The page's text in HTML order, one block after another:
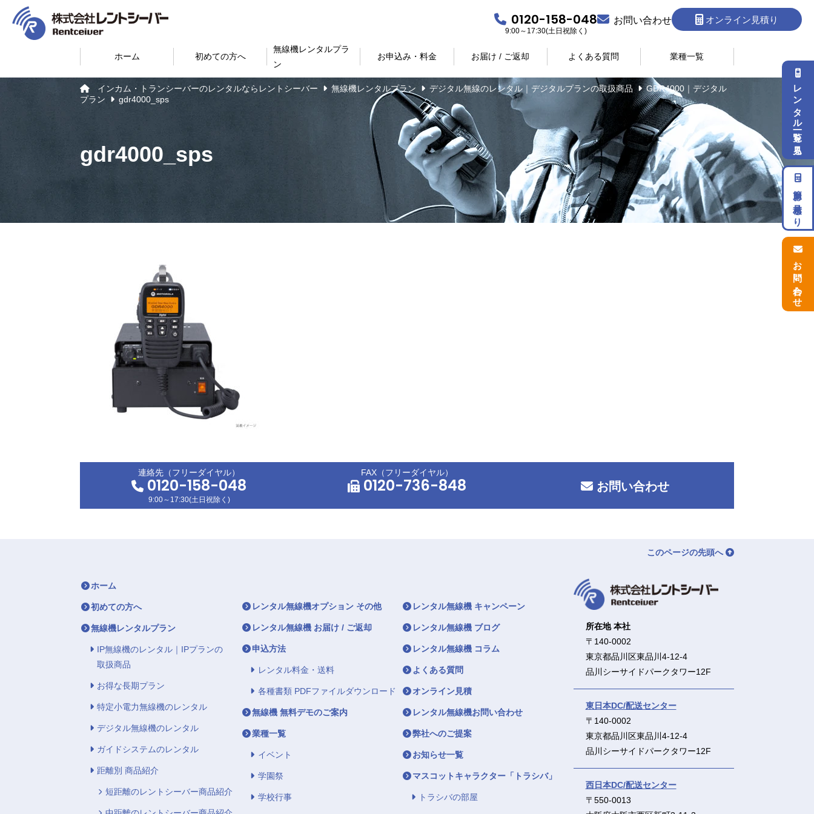
0120-158-048
9:00～17:30(土日祝除く)
お問い合わせ オンライン見積り
ホーム 初めての方へ
無線機レンタルプラ
ン
お申込み・料金 お届け / ご返却 よくある質問 業種一覧
レンタル一覧を見る
簡単お見積もり
お問い合わせ
インカム・トランシーバーのレンタルならレントシーバー 無線機レンタルプラン デジタル無線のレンタル｜デジタルプランの取扱商品
GDR4000｜デジタル
プラン
gdr4000_sps
gdr4000_sps
連絡先（フリーダイヤル）
0120-158-048
9:00～17:30(土日祝除く)
FAX（フリーダイヤル）
0120-736-848 お問い合わせ
このページの先頭へ
ホーム
初めての方へ
無線機レンタルプラン
IP無線機のレンタル｜IPプランの
取扱商品
お得な長期プラン
特定小電力無線機のレンタル
デジタル無線機のレンタル
ガイドシステムのレンタル
距離別 商品紹介
短距離のレントシーバー商品紹介
レンタル無線機オプション その他
レンタル無線機 お届け / ご返却
申込方法
レンタル料金・送料
各種書類 PDFファイルダウンロード
無線機 無料デモのご案内
業種一覧
イベント
学園祭
学校行事
レンタル無線機 キャンペーン
レンタル無線機 ブログ
レンタル無線機 コラム
よくある質問
オンライン見積
レンタル無線機お問い合わせ
弊社へのご提案
お知らせ一覧
マスコットキャラクター「トラシバ」
トラシバの部屋
所在地 本社
〒140-0002
東京都品川区東品川4-12-4
品川シーサイドパークタワー12F
東日本DC/配送センター
〒140-0002
東京都品川区東品川4-12-4
品川シーサイドパークタワー12F
西日本DC/配送センター
〒550-0013